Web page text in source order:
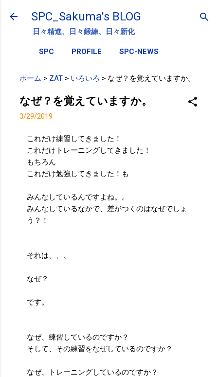
スキップしてメイン コンテンツに移動
SPC_Sakuma's BLOG
日々精進、日々鍛練、日々新化
SPC PROFILE SPC-NEWS
ホーム > ZAT > いろいろ > なぜ？を覚えていますか。
なぜ？を覚えていますか。
3/29/2019
これだけ練習してきました！
これだけトレーニングしてきました！
もちろん
これだけ勉強してきました！も
みんなしているんですよね。。
みんなしているなかで、差がつくのはなぜでしょ
う？！
それは、、、
なぜ？
です。
なぜ、練習しているのですか？
そして、その練習をなぜしているのですか？
なぜ、トレーニングしているのですか？